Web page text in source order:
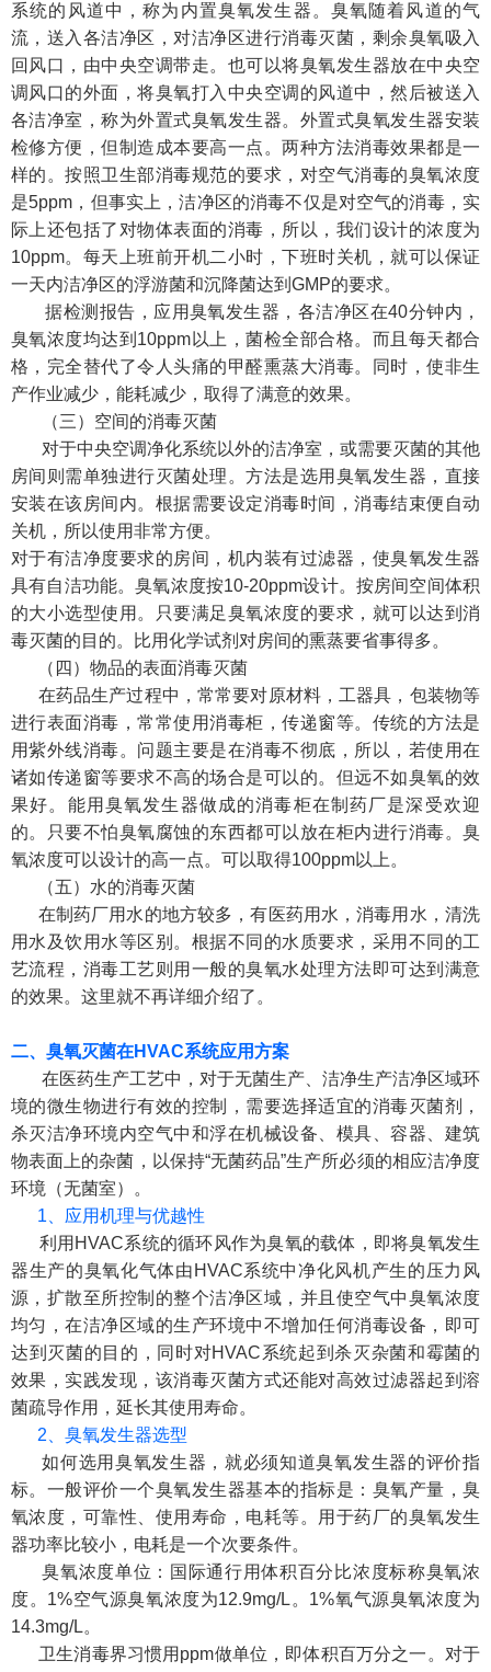
系统的风道中，称为内置臭氧发生器。臭氧随着风道的气
流，送入各洁净区，对洁净区进行消毒灭菌，剩余臭氧吸入
回风口，由中央空调带走。也可以将臭氧发生器放在中央空
调风口的外面，将臭氧打入中央空调的风道中，然后被送入
各洁净室，称为外置式臭氧发生器。外置式臭氧发生器安装
检修方便，但制造成本要高一点。两种方法消毒效果都是一
样的。按照卫生部消毒规范的要求，对空气消毒的臭氧浓度
是5ppm，但事实上，洁净区的消毒不仅是对空气的消毒，实
际上还包括了对物体表面的消毒，所以，我们设计的浓度为
10ppm。每天上班前开机二小时，下班时关机，就可以保证
一天内洁净区的浮游菌和沉降菌达到GMP的要求。
据检测报告，应用臭氧发生器，各洁净区在40分钟内，
臭氧浓度均达到10ppm以上，菌检全部合格。而且每天都合
格，完全替代了令人头痛的甲醛熏蒸大消毒。同时，使非生
产作业减少，能耗减少，取得了满意的效果。
（三）空间的消毒灭菌
对于中央空调净化系统以外的洁净室，或需要灭菌的其他
房间则需单独进行灭菌处理。方法是选用臭氧发生器，直接
安装在该房间内。根据需要设定消毒时间，消毒结束便自动
关机，所以使用非常方便。
对于有洁净度要求的房间，机内装有过滤器，使臭氧发生器
具有自洁功能。臭氧浓度按10-20ppm设计。按房间空间体积
的大小选型使用。只要满足臭氧浓度的要求，就可以达到消
毒灭菌的目的。比用化学试剂对房间的熏蒸要省事得多。
（四）物品的表面消毒灭菌
在药品生产过程中，常常要对原材料，工器具，包装物等
进行表面消毒，常常使用消毒柜，传递窗等。传统的方法是
用紫外线消毒。问题主要是在消毒不彻底，所以，若使用在
诸如传递窗等要求不高的场合是可以的。但远不如臭氧的效
果好。能用臭氧发生器做成的消毒柜在制药厂是深受欢迎
的。只要不怕臭氧腐蚀的东西都可以放在柜内进行消毒。臭
氧浓度可以设计的高一点。可以取得100ppm以上。
（五）水的消毒灭菌
在制药厂用水的地方较多，有医药用水，消毒用水，清洗
用水及饮用水等区别。根据不同的水质要求，采用不同的工
艺流程，消毒工艺则用一般的臭氧水处理方法即可达到满意
的效果。这里就不再详细介绍了。
二、臭氧灭菌在HVAC系统应用方案
在医药生产工艺中，对于无菌生产、洁净生产洁净区域环
境的微生物进行有效的控制，需要选择适宜的消毒灭菌剂，
杀灭洁净环境内空气中和浮在机械设备、模具、容器、建筑
物表面上的杂菌，以保持“无菌药品”生产所必须的相应洁净度
环境（无菌室）。
1、应用机理与优越性
利用HVAC系统的循环风作为臭氧的载体，即将臭氧发生
器生产的臭氧化气体由HVAC系统中净化风机产生的压力风
源，扩散至所控制的整个洁净区域，并且使空气中臭氧浓度
均匀，在洁净区域的生产环境中不增加任何消毒设备，即可
达到灭菌的目的，同时对HVAC系统起到杀灭杂菌和霉菌的
效果，实践发现，该消毒灭菌方式还能对高效过滤器起到溶
菌疏导作用，延长其使用寿命。
2、臭氧发生器选型
如何选用臭氧发生器，就必须知道臭氧发生器的评价指
标。一般评价一个臭氧发生器基本的指标是：臭氧产量，臭
氧浓度，可靠性、使用寿命，电耗等。用于药厂的臭氧发生
器功率比较小，电耗是一个次要条件。
臭氧浓度单位：国际通行用体积百分比浓度标称臭氧浓
度。1%空气源臭氧浓度为12.9mg/L。1%氧气源臭氧浓度为
14.3mg/L。
卫生消毒界习惯用ppm做单位，即体积百万分之一。对于